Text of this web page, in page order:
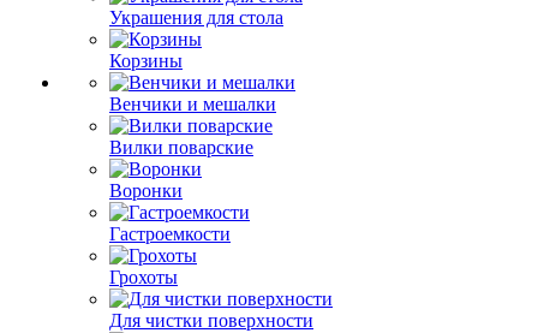
Украшения для стола
Корзины
Венчики и мешалки
Вилки поварские
Воронки
Гастроемкости
Грохоты
Для чистки поверхности